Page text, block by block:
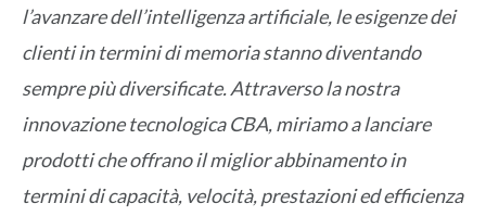
l’avanzare dell’intelligenza artificiale, le esigenze dei
clienti in termini di memoria stanno diventando
sempre più diversificate. Attraverso la nostra
innovazione tecnologica CBA, miriamo a lanciare
prodotti che offrano il miglior abbinamento in
termini di capacità, velocità, prestazioni ed efficienza